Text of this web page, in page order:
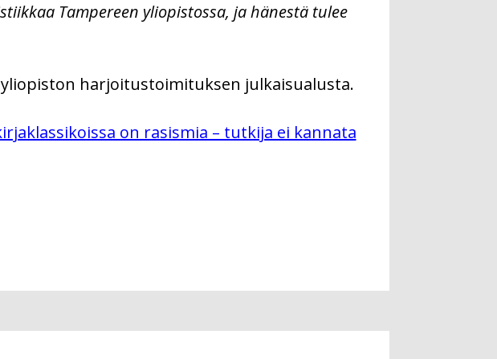
Tampereen yliopistossa, ja hänestä tulee
harjoitustoimituksen julkaisualusta.
on rasismia – tutkija ei kannata